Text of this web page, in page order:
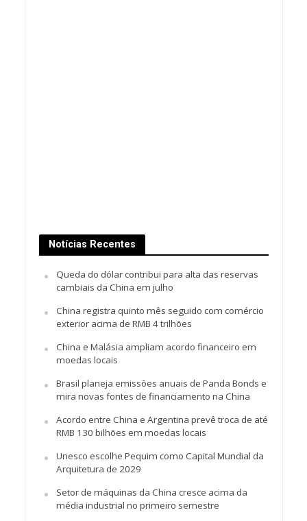
Notícias Recentes
Queda do dólar contribui para alta das reservas
cambiais da China em julho
China registra quinto mês seguido com comércio
exterior acima de RMB 4 trilhões
China e Malásia ampliam acordo financeiro em
moedas locais
Brasil planeja emissões anuais de Panda Bonds e
mira novas fontes de financiamento na China
Acordo entre China e Argentina prevê troca de até
RMB 130 bilhões em moedas locais
Unesco escolhe Pequim como Capital Mundial da
Arquitetura de 2029
Setor de máquinas da China cresce acima da
média industrial no primeiro semestre